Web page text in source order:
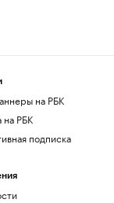
на РБК
на РБК
подписка